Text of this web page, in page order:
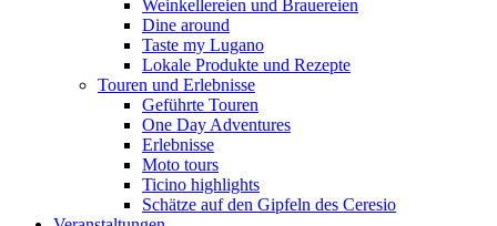
Weinkellereien und Brauereien
Dine around
Taste my Lugano
Lokale Produkte und Rezepte
Touren und Erlebnisse
Geführte Touren
One Day Adventures
Erlebnisse
Moto tours
Ticino highlights
Schätze auf den Gipfeln des Ceresio